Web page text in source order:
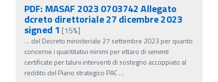
PDF: MASAF 2023 0703742 Allegato
dcreto direttoriale 27 dicembre 2023
signed 1[15%]
… del Decreto ministeriale 27 settembre 2023 per quanto
concerne i quantitativi minimi per ettaro di sementi
certificate per taluni interventi di sostegno accoppiato al
reddito del Piano strategico PAC…